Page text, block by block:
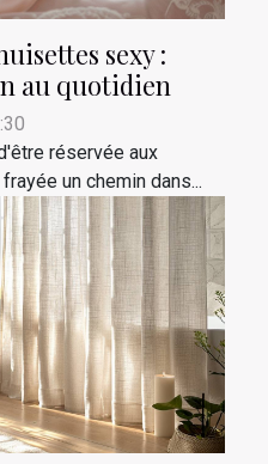
sexy :
au quotidien
réservée aux
un chemin dans...